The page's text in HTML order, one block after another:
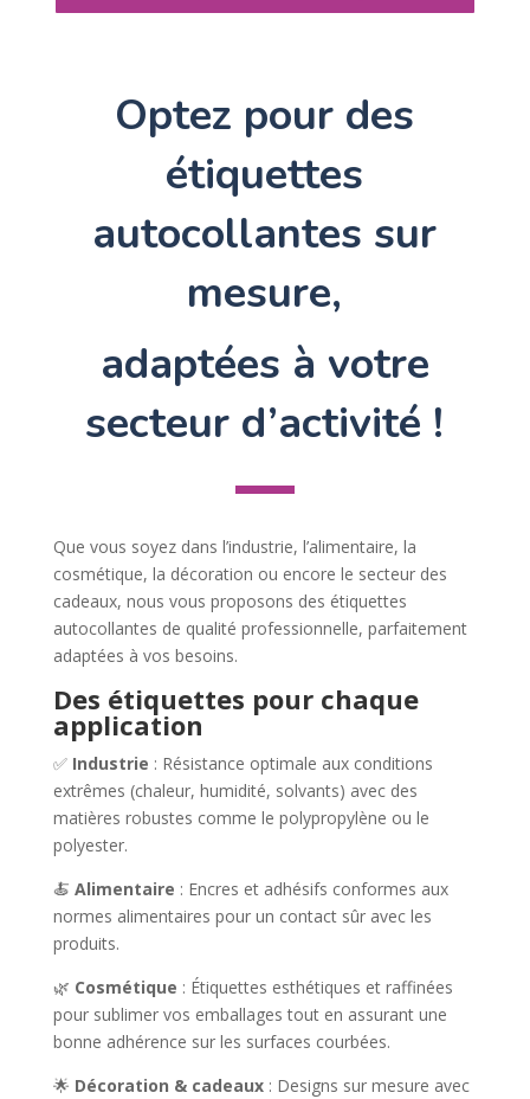
Optez pour des
étiquettes
autocollantes sur
mesure,
adaptées à votre
secteur d’activité !
Que vous soyez dans l’industrie, l’alimentaire, la
cosmétique, la décoration ou encore le secteur des
cadeaux, nous vous proposons des étiquettes
autocollantes de qualité professionnelle, parfaitement
adaptées à vos besoins.
Des étiquettes pour chaque
application
✅ Industrie : Résistance optimale aux conditions
extrêmes (chaleur, humidité, solvants) avec des
matières robustes comme le polypropylène ou le
polyester.
🍝 Alimentaire : Encres et adhésifs conformes aux
normes alimentaires pour un contact sûr avec les
produits.
🌿 Cosmétique : Étiquettes esthétiques et raffinées
pour sublimer vos emballages tout en assurant une
bonne adhérence sur les surfaces courbées.
🌟 Décoration & cadeaux: Designs sur mesure avec